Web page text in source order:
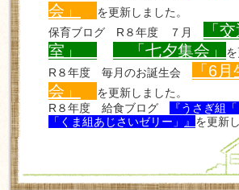
会」
を更新しました。
保育ブログ R８年度 ７月
「
室」
「七夕集会」
R８年度 毎月のお誕生会
「6
会」
を更新しました。
R８年度 給食ブログ
『うさぎ組
「くま組あじさいゼリー」
』 を更新